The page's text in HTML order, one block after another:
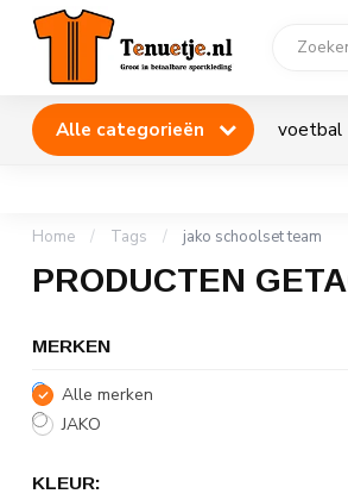
Alle categorieën voetbal
Home / Tags / jako schoolset team
PRODUCTEN
MERKEN
Alle merken
JAKO
KLEUR: